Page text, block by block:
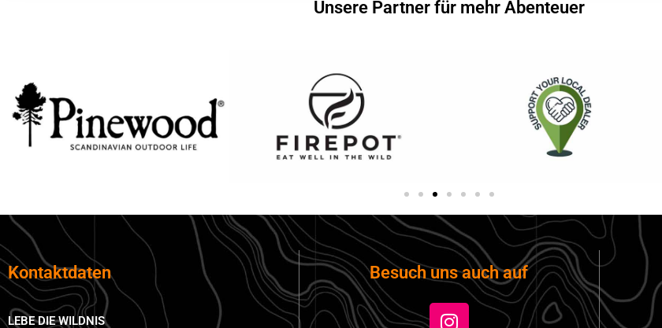
Unsere Partner für mehr Abenteuer
Kontaktdaten
LEBE DIE WILDNIS
Besuch uns auch auf